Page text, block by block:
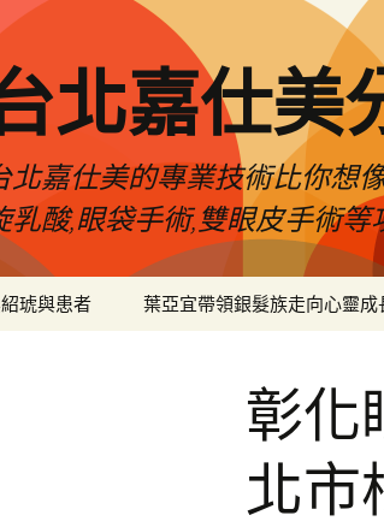
北嘉仕美
北嘉仕美的專業技術比你想
乳酸,眼袋手術,雙眼皮手術
琥與患者 葉亞宜帶領銀髮族走向心靈成
彰化
北市